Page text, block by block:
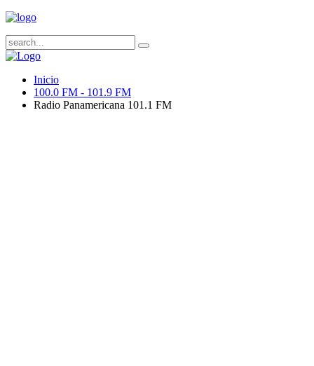
Inicio
100.0 FM - 101.9 FM
Radio Panamericana 101.1 FM